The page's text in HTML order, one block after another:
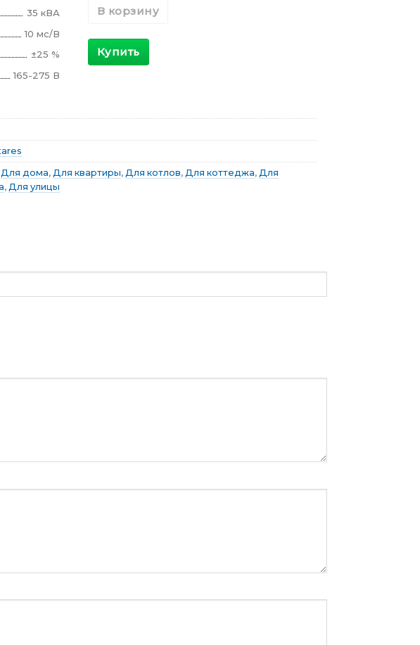
35 кВА
10 мс/В
±25 %
165-275 В
В корзину
Купить
Для дома, Для квартиры, Для котлов, Для коттеджа, Для
, Для улицы